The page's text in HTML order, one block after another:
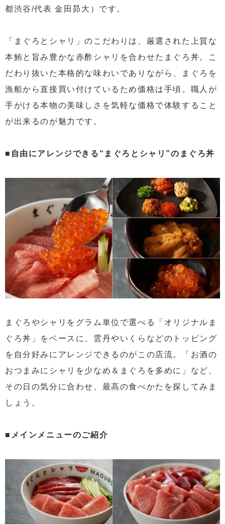
都渋谷/代表 金田昴大）です。
「まぐろとシャリ」のこだわりは、厳選された上質な
本鮪と旨み豊かな赤酢シャリを合わせたまぐろ丼。こ
だわり抜いた本格的な味わいでありながら、まぐろを
漁船から直接買い付けているため価格は手頃。職人が
手がける本物の美味しさを気軽な価格で体験すること
が出来るのが魅力です。
■自由にアレンジできる“まぐろとシャリ”のまぐろ丼
まぐろやシャリをグラム単位で選べる「オリジナルま
ぐろ丼」をベースに、雲丹やいくらなどのトッピング
を自分好みにアレンジできるのがこの店流。「お酒の
おつまみにシャリを少なめ＆まぐろを多めに」など、
その日の気分に合わせ、最高の食べかたを探してみま
しょう。
■メインメニューのご紹介